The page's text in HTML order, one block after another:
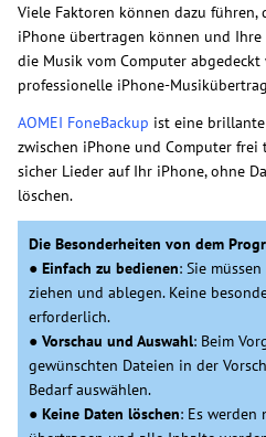
Viele Faktoren können dazu führen,
iPhone übertragen können und
die Musik vom Computer
professionelle iPhone-
AOMEI FoneBackup ist eine
zwischen iPhone und Computer
sicher Lieder auf Ihr iPhone, ohne
löschen.
Die Besonderheiten von dem
● Einfach zu bedienen: Sie
ziehen und ablegen. Keine
erforderlich.
● Vorschau und Auswahl: Beim
gewünschten Dateien in der
Bedarf auswählen.
● Keine Daten löschen: Es werden